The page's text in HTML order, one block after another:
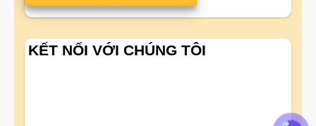
KẾT NỐI VỚI CHÚNG TÔI